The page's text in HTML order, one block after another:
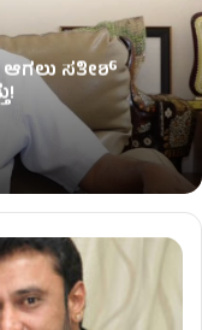
ಸತೀಶ್